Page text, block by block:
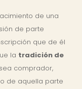
de una
de parte
que de él
la tradición de
comprador,
de aquella parte